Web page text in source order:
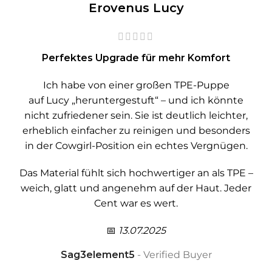
Erovenus Lucy
Perfektes Upgrade für mehr Komfort
Ich habe von einer großen TPE-Puppe
auf Lucy „heruntergestuft“ – und ich könnte
nicht zufriedener sein. Sie ist deutlich leichter,
erheblich einfacher zu reinigen und besonders
in der Cowgirl-Position ein echtes Vergnügen.
Das Material fühlt sich hochwertiger an als TPE –
weich, glatt und angenehm auf der Haut. Jeder
Cent war es wert.
📅 13.07.2025
Sag3element5 Verified Buyer